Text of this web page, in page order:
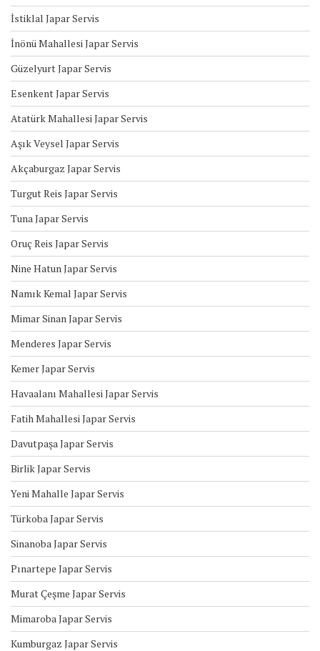
İstiklal Japar Servis
İnönü Mahallesi Japar Servis
Güzelyurt Japar Servis
Esenkent Japar Servis
Atatürk Mahallesi Japar Servis
Aşık Veysel Japar Servis
Akçaburgaz Japar Servis
Turgut Reis Japar Servis
Tuna Japar Servis
Oruç Reis Japar Servis
Nine Hatun Japar Servis
Namık Kemal Japar Servis
Mimar Sinan Japar Servis
Menderes Japar Servis
Kemer Japar Servis
Havaalanı Mahallesi Japar Servis
Fatih Mahallesi Japar Servis
Davutpaşa Japar Servis
Birlik Japar Servis
Yeni Mahalle Japar Servis
Türkoba Japar Servis
Sinanoba Japar Servis
Pınartepe Japar Servis
Murat Çeşme Japar Servis
Mimaroba Japar Servis
Kumburgaz Japar Servis